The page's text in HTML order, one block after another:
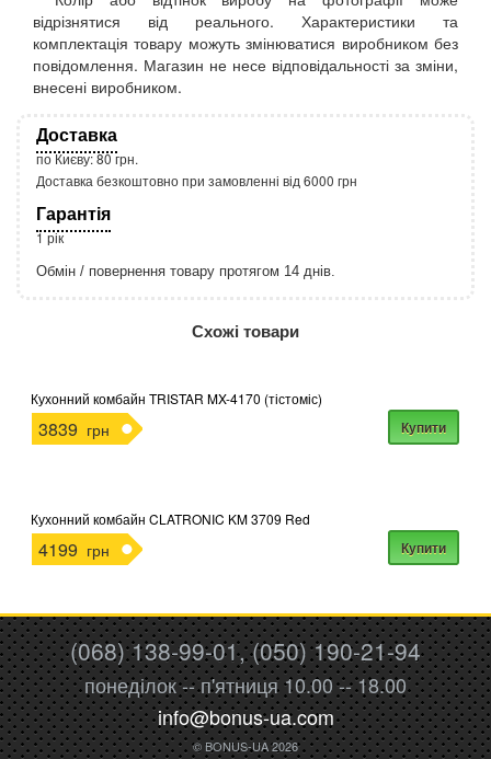
відрізнятися від реального. Характеристики та
комплектація товару можуть змінюватися виробником без
повідомлення. Магазин не несе відповідальності за зміни,
внесені виробником.
Доставка
по Києву: 80 грн.
Доставка безкоштовно при замовленні від 6000 грн
Гарантія
1 рік
Обмін / повернення товару протягом 14 днів.
Схожі товари
Кухонний комбайн TRISTAR MX-4170 (тістоміс)
3839 грн Купити
Кухонний комбайн CLATRONIC KM 3709 Red
4199 грн Купити
(068) 138-99-01, (050) 190-21-94
понеділок -- п'ятниця 10.00 -- 18.00
info@bonus-ua.com
© BONUS-UA 2026